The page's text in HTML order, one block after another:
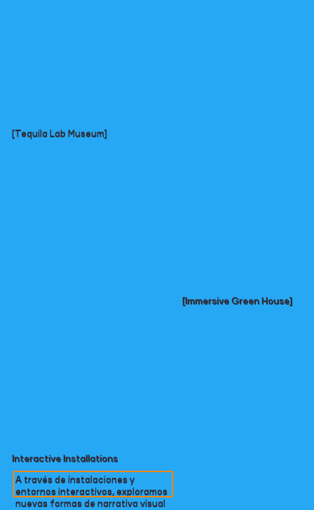
[Tequila Lab Museum]
[Immersive Green House]
Interactive Installations
A través de instalaciones y
entornos interactivos, exploramos
nuevas formas de narrativa visual